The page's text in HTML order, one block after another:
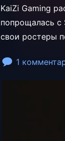
KaiZi Gaming
попрощалась с
свои ростеры
1